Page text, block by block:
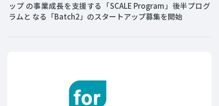
ップ の事業成長を支援する「SCALE Program」後半プログ
ラムと なる「Batch2」のスタートアップ募集を開始